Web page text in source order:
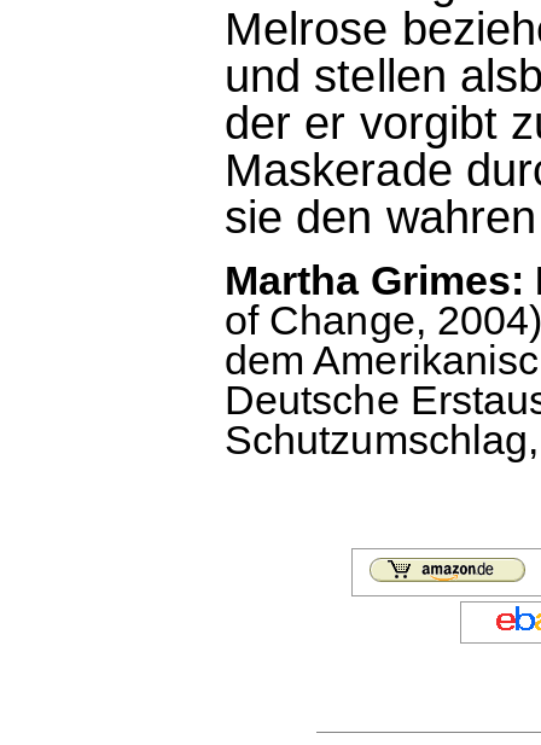
Melrose
und stellen
der er vorgibt
Maskerade
sie den
Martha Grimes:
of Change,
dem
Deutsche